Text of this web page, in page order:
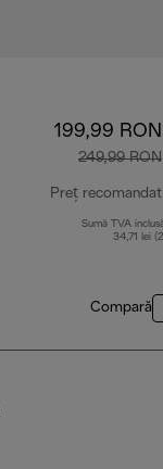
199,99 RON
249,99 RON
Preț recomandat
Sumă TVA
34,71 lei
Compară